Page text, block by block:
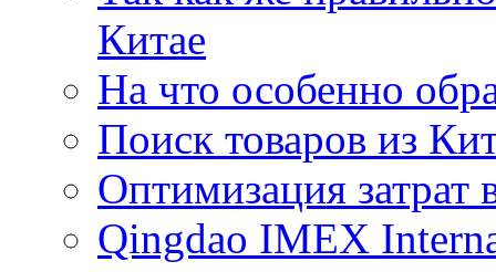
Китае
На что особенно
Поиск товаров из
Оптимизация затрат
Qingdao IMEX